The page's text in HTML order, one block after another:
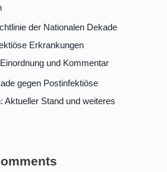
der Nationalen Dekade
Erkrankungen
und Kommentar
gegen Postinfektiöse
Aktueller Stand und weiteres